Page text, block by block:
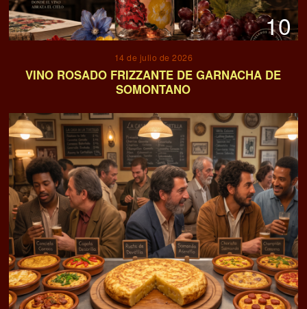
10
14 de julio de 2026
VINO ROSADO FRIZZANTE DE GARNACHA DE
SOMONTANO